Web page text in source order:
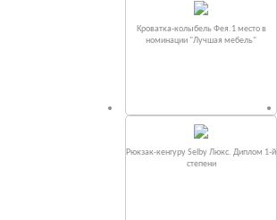
Кроватка-колыбель Фея.1 место в
номинации "Лучшая мебель"
Рюкзак-кенгуру Selby Люкс. Диплом 1-й
степени